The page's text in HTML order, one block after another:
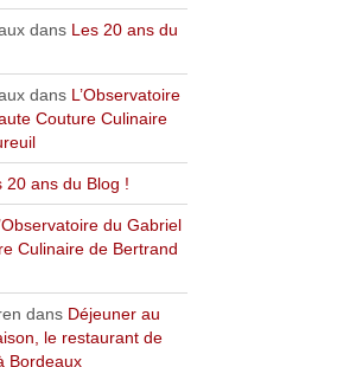
dans Les 20 ans du
dans L’Observatoire
Couture Culinaire
20 ans du Blog !
du Gabriel
Culinaire de Bertrand
dans Déjeuner au
le restaurant de
Bordeaux